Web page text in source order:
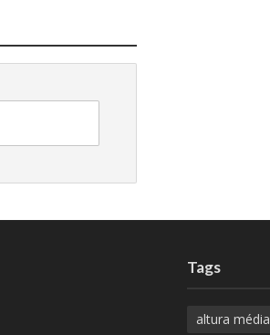
Tags
altura média